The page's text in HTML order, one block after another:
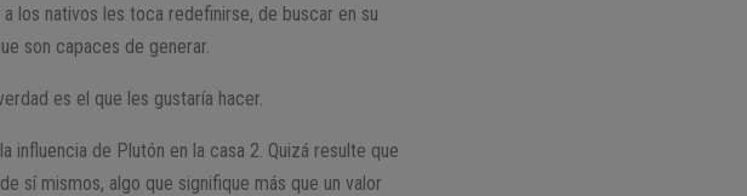
a los nativos les toca redefinirse, de buscar en su
son capaces de generar.
es el que les gustaría hacer.
influencia de Plutón en la casa 2. Quizá resulte que
sí mismos, algo que signifique más que un valor